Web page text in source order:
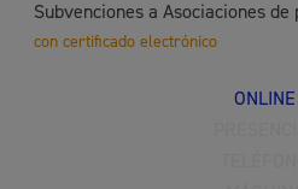
Subvenciones a Asociaciones
con certificado electrónico
ONLINE